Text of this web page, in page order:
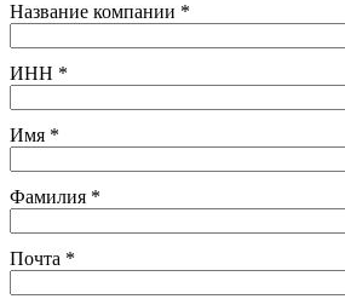
Название компании *
ИНН *
Имя *
Фамилия *
Почта *